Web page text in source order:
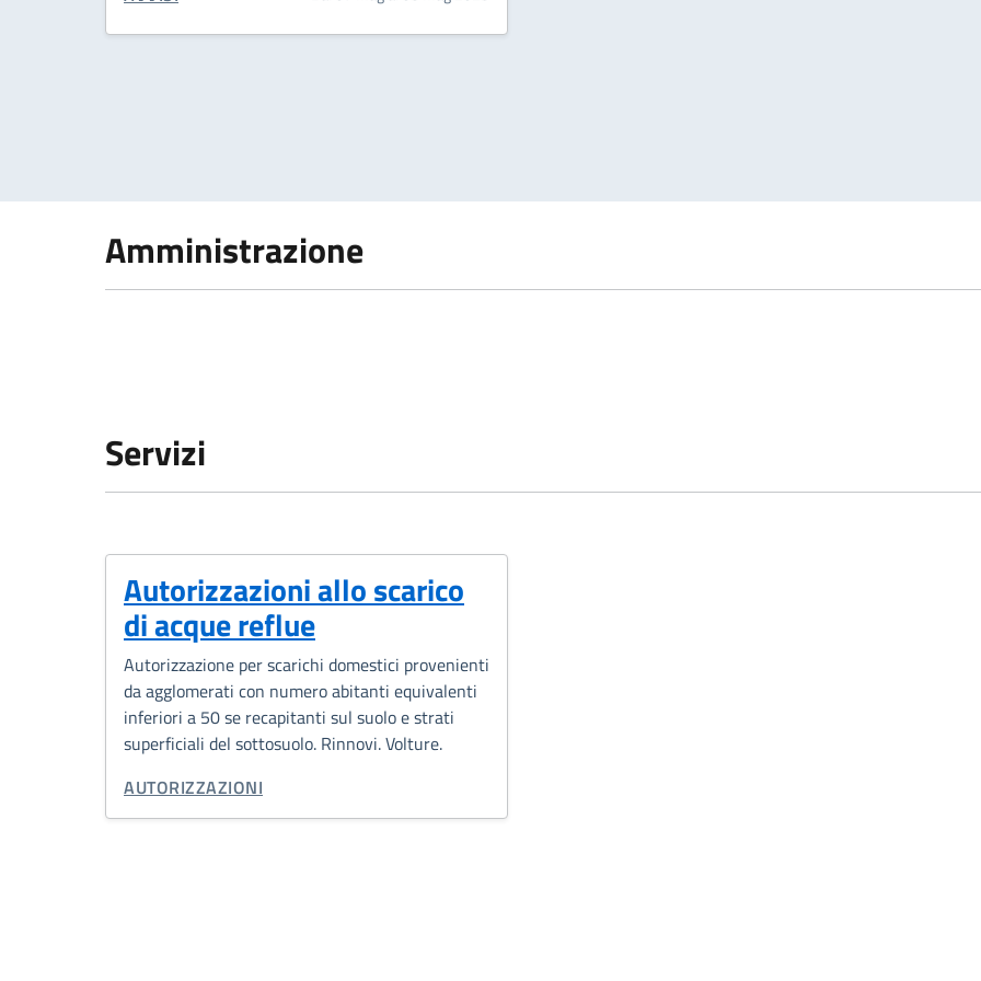
Amministrazione
Servizi
Autorizzazioni allo scarico
di acque reflue
Autorizzazione per scarichi domestici provenienti
da agglomerati con numero abitanti equivalenti
inferiori a 50 se recapitanti sul suolo e strati
superficiali del sottosuolo. Rinnovi. Volture.
CATEGORIA CORRELATA:
AUTORIZZAZIONI